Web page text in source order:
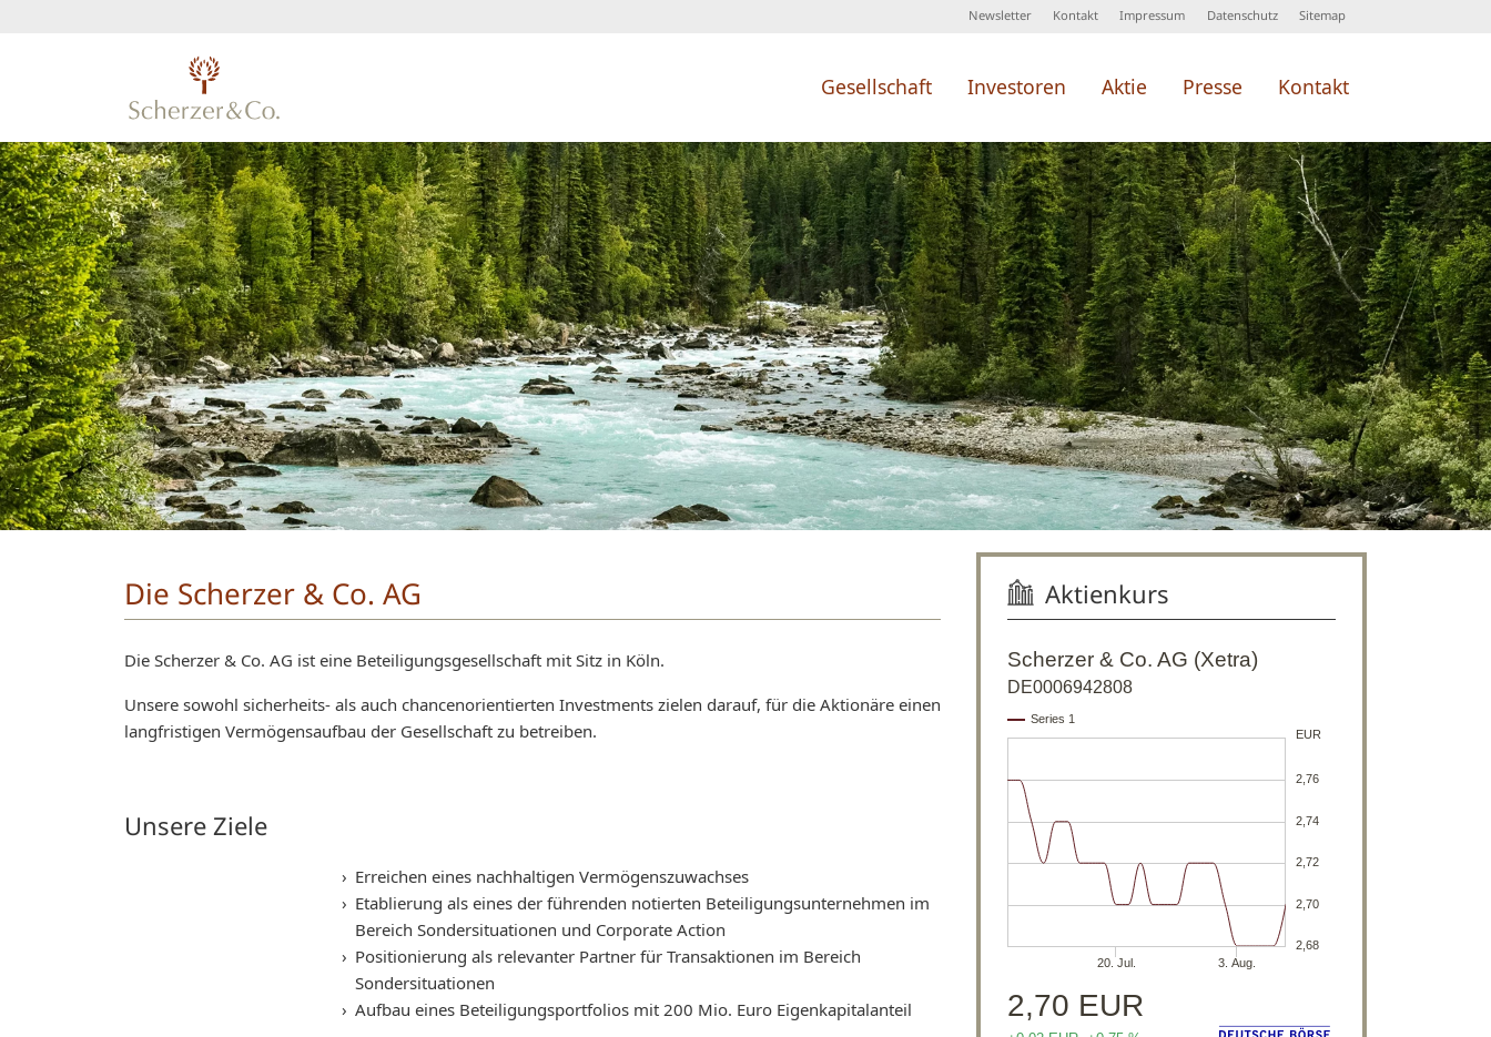
Newsletter Kontakt Impressum Datenschutz Sitemap
Gesellschaft Investoren Aktie Presse Kontakt
Die Scherzer & Co. AG
Die Scherzer & Co. AG ist eine Beteiligungsgesellschaft mit Sitz in Köln.
Unsere sowohl sicherheits- als auch chancenorientierten Investments zielen darauf, für die Aktionäre einen
langfristigen Vermögensaufbau der Gesellschaft zu betreiben.
Unsere Ziele
Erreichen eines nachhaltigen Vermögenszuwachses
Etablierung als eines der führenden notierten Beteiligungsunternehmen im
Bereich Sondersituationen und Corporate Action
Positionierung als relevanter Partner für Transaktionen im Bereich
Sondersituationen
Aufbau eines Beteiligungsportfolios mit 200 Mio. Euro Eigenkapitalanteil
Aktienkurs